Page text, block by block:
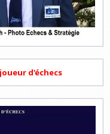
d'échecs